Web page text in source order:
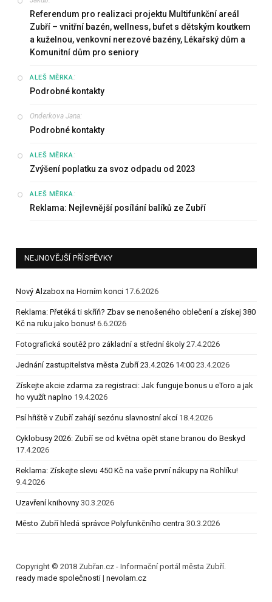
Referendum pro realizaci projektu Multifunkční areál
Zubří – vnitřní bazén, wellness, bufet s dětským koutkem
a kuželnou, venkovní nerezové bazény, Lékařský dům a
Komunitní dům pro seniory
ALEŠ MĚRKA:
Podrobné kontakty
Onderkova Jana:
Podrobné kontakty
ALEŠ MĚRKA:
Zvýšení poplatku za svoz odpadu od 2023
ALEŠ MĚRKA:
Reklama: Nejlevnější posílání balíků ze Zubří
NEJNOVĚJŠÍ PŘÍSPĚVKY
Nový Alzabox na Horním konci 17.6.2026
Reklama: Přetéká ti skříň? Zbav se nenošeného oblečení a získej 380
Kč na ruku jako bonus! 6.6.2026
Fotografická soutěž pro základní a střední školy 27.4.2026
Jednání zastupitelstva města Zubří 23.4.2026 14:00 23.4.2026
Získejte akcie zdarma za registraci: Jak funguje bonus u eToro a jak
ho využít naplno 19.4.2026
Psí hřiště v Zubří zahájí sezónu slavnostní akcí 18.4.2026
Cyklobusy 2026: Zubří se od května opět stane branou do Beskyd
17.4.2026
Reklama: Získejte slevu 450 Kč na vaše první nákupy na Rohlíku!
9.4.2026
Uzavření knihovny 30.3.2026
Město Zubří hledá správce Polyfunkčního centra 30.3.2026
Copyright © 2018 Zubřan.cz - Informační portál města Zubří.
ready made společnosti | nevolam.cz